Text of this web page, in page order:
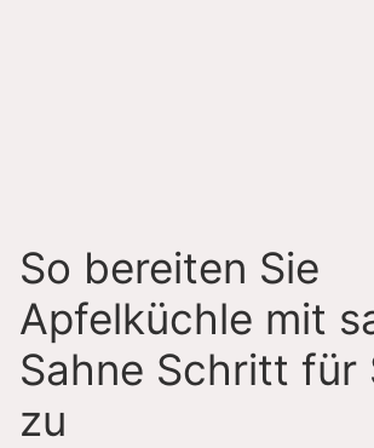
So bereiten Sie
Apfelküchle mit
Sahne Schritt für
zu